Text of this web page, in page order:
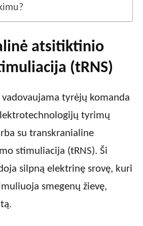
atsitiktinio
(tRNS)
vadovaujama tyrėjų komanda
tyrimų
su transkranialine
stimuliacija (tRNS). Ši
silpną elektrinę srovę, kuri
smegenų žievę,